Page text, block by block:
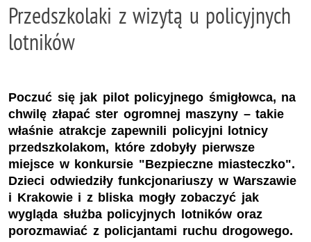
Przedszkolaki z wizytą u policyjnych
lotników
Poczuć się jak pilot policyjnego śmigłowca, na
chwilę złapać ster ogromnej maszyny – takie
właśnie atrakcje zapewnili policyjni lotnicy
przedszkolakom, które zdobyły pierwsze
miejsce w konkursie "Bezpieczne miasteczko".
Dzieci odwiedziły funkcjonariuszy w Warszawie
i Krakowie i z bliska mogły zobaczyć jak
wygląda służba policyjnych lotników oraz
porozmawiać z policjantami ruchu drogowego.